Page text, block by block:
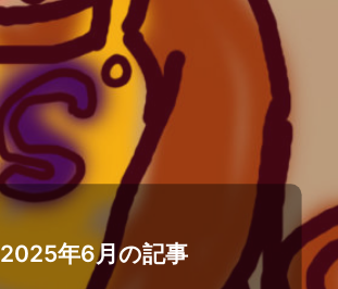
2025年6月の記事